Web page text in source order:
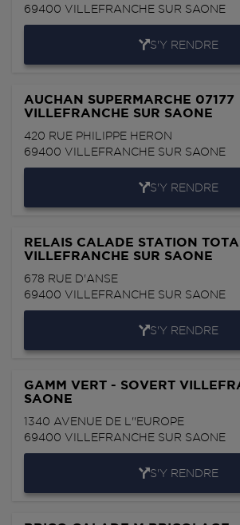
69400 VILLEFRANCHE SUR SAONE
S'Y RENDRE
AUCHAN SUPERMARCHE 07177
VILLEFRANCHE SUR SAONE
420 RUE PHILIPPE HERON
69400 VILLEFRANCHE SUR SAONE
S'Y RENDRE
RELAIS CALADE STATION
VILLEFRANCHE SUR SAONE
678 RUE D'ANSE
69400 VILLEFRANCHE SUR SAONE
S'Y RENDRE
GAMM VERT - SOVERT
SAONE
1340 AVENUE DE L''EUROPE
69400 VILLEFRANCHE SUR SAONE
S'Y RENDRE